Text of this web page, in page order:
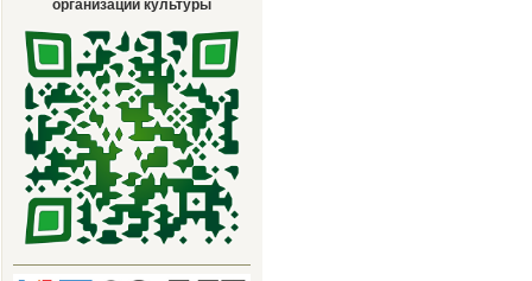
организаций культуры